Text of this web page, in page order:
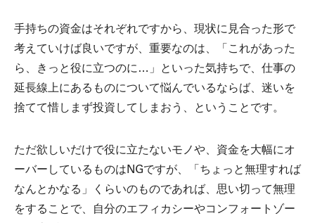
手持ちの資金はそれぞれですから、現状に見合った形で
考えていけば良いですが、重要なのは、「これがあった
ら、きっと役に立つのに…」といった気持ちで、仕事の
延長線上にあるものについて悩んでいるならば、迷いを
捨てて惜しまず投資してしまおう、ということです。
ただ欲しいだけで役に立たないモノや、資金を大幅にオ
ーバーしているものはNGですが、「ちょっと無理すれば
なんとかなる」くらいのものであれば、思い切って無理
をすることで、自分のエフィカシーやコンフォートゾー